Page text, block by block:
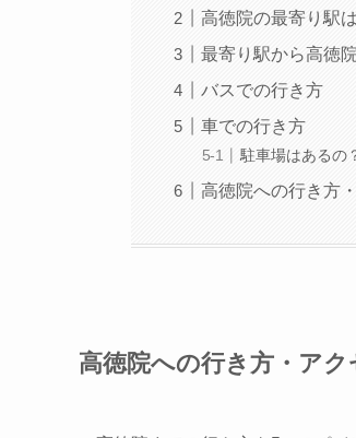
高徳院の最寄り駅
最寄り駅から高徳
バスでの行き方
車での行き方
駐車場はあるの
高徳院への行き方
高徳院への行き方・アク